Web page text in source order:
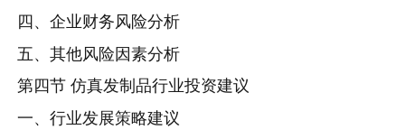
四、企业财务风险分析
五、其他风险因素分析
第四节 仿真发制品行业投资建议
一、行业发展策略建议